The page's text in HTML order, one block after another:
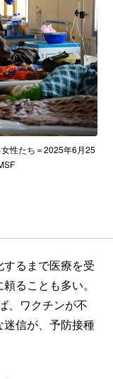
性たち＝2025年6月25
るまで医療を受
ることも多い。
、ワクチンが不
信が、予防接種